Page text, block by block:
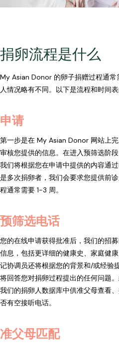
捐卵流程是什么
My Asian Donor 的卵子捐赠过程通
人情况略有不同。以下是流程和时间表
申请
第一步是在 My Asian Donor 网站上
审核您提供的信息。在进入预筛选阶
我们将根据您在申请中提供的内容通
是多次捐卵者，我们会要求您提供前
程通常需要 1-3 周。
预筛选电话
您的在线申请获得批准后，我们的招
信息，包括更详细的健康史、家庭健
记协调员还将根据您的背景和/或经验
将回答您对捐卵过程提出的任何问题
我们的捐卵人数据库中供准父母查看
否有空接听电话。
准父母匹配